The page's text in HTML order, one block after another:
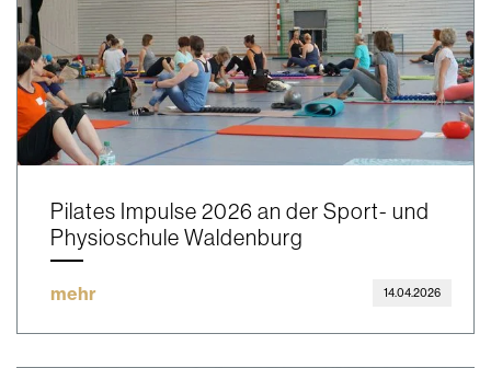
Pilates Impulse 2026 an der Sport- und
Physioschule Waldenburg
mehr 14.04.2026